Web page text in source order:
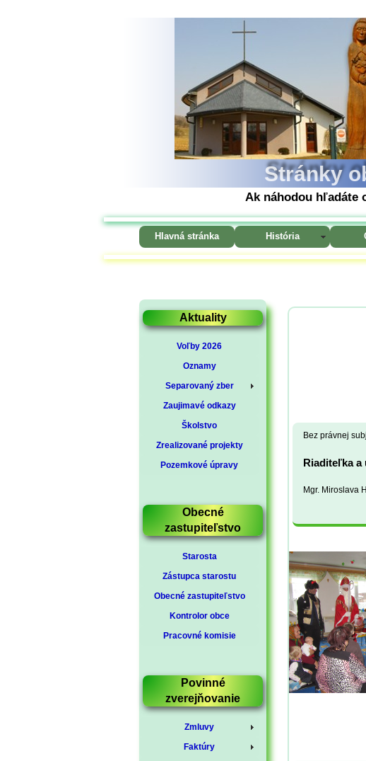
Stránky
Ak náhodou hľadáte
Hlavná stránka História
Aktuality
Voľby 2026
Oznamy
Separovaný zber
Zaujimavé odkazy
Školstvo
Zrealizované projekty
Pozemkové úpravy
Obecné
zastupiteľstvo
Starosta
Zástupca starostu
Obecné zastupiteľstvo
Kontrolor obce
Pracovné komisie
Povinné
zverejňovanie
Zmluvy
Faktúry
Bez právnej
Riaditeľka a
Mgr. Miroslava